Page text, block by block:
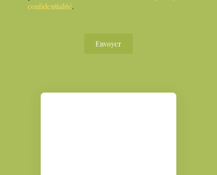
confidentialité.
Envoyer